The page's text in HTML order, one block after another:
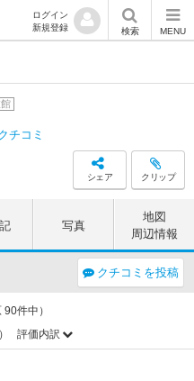
ログイン
新規登録
検索 MENU
チコミ
シェア クリップ
写真
地図
周辺情報
クチコミを投稿
件中）
）
評価内訳
平均
このホテルの平均